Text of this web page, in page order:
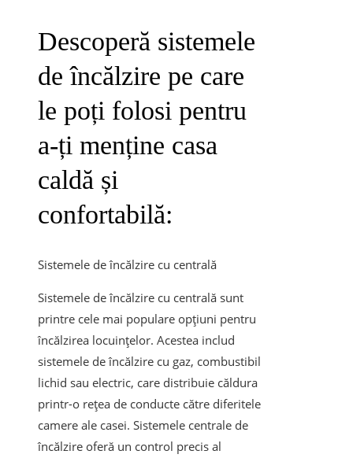
Descoperă sistemele
de încălzire pe care
le poți folosi pentru
a-ți menține casa
caldă și
confortabilă:
Sistemele de încălzire cu centrală
Sistemele de încălzire cu centrală sunt
printre cele mai populare opțiuni pentru
încălzirea locuințelor. Acestea includ
sistemele de încălzire cu gaz, combustibil
lichid sau electric, care distribuie căldura
printr-o rețea de conducte către diferitele
camere ale casei. Sistemele centrale de
încălzire oferă un control precis al